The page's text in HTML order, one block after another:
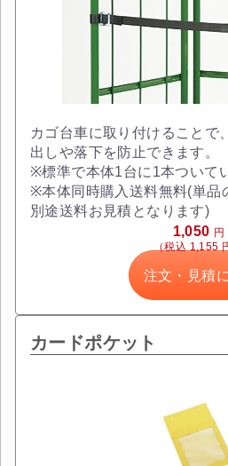
カゴ台車に取り付けることで
出しや落下を防止できます。
※標準で本体1台に1本ついて
※本体同時購入送料無料(単品
別途送料お見積となります)
1,050 円
（税込 1,155
注文・見積
カードポケット